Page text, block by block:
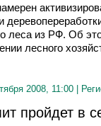
леса из РФ. Об
лесного
2008, 11:00 |
пройдет в